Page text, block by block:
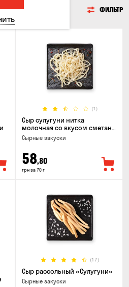
ФИЛЬТР
(1)
Сыр сулугуни нитка
молочная со вкусом сметаны
и зелени
Cырные закуски
58,80
грн за 70 г
(17)
Сыр рассольный «Сулугуни»
Cырные закуски